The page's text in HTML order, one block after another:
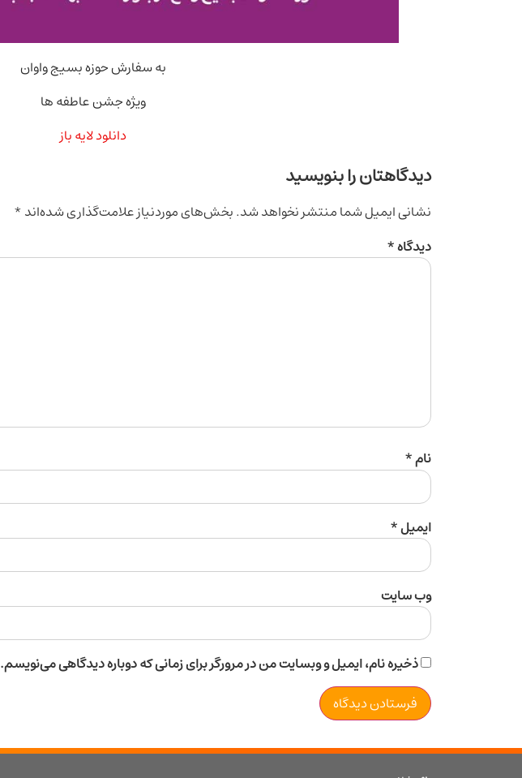
به سفارش حوزه بسیج واوان
ویژه جشن عاطفه ها
دانلود لایه باز
دیدگاهتان را بنویسید
نشانی ایمیل شما منتشر نخواهد شد.بخش‌های موردنیاز علامت‌گذاری شده‌اند*
دیدگاه*
نام*
ایمیل*
وب‌ سایت
ذخیره نام، ایمیل و وبسایت من در مرورگر برای زمانی که دوباره دیدگاهی می‌نویسم.